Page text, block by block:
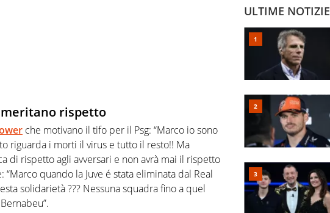
rispetto
che motivano il tifo per il Psg: “Marco io sono
riguarda i morti il virus e tutto il resto!! Ma
di rispetto agli avversari e non avrà mai il rispetto
“Marco quando la Juve é stata eliminata dal Real
solidarietà ??? Nessuna squadra fino a quel
ULTIME NOTIZIE